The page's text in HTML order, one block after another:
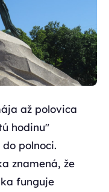
až polovica
hodinu"
polnoci.
znamená, že
funguje